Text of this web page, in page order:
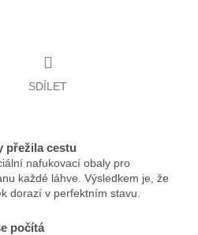
SDÍLET
přežila cestu
nafukovací obaly pro
každé láhve. Výsledkem je, že
dorazí v perfektním stavu.
počítá